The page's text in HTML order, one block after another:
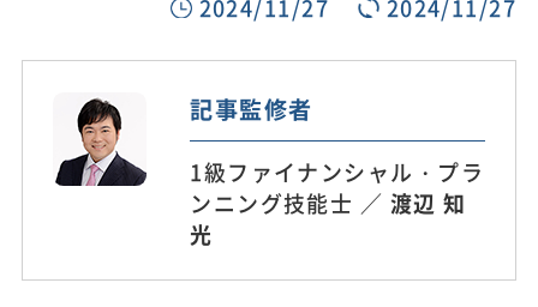
2024/11/27
2024/11/27
記事監修者
1級ファイナンシャル・プラ
ンニング技能士 ／ 渡辺 知
光